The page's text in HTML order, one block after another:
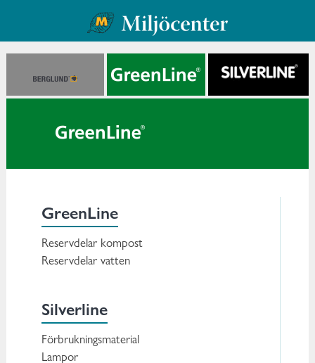
GreenLine
Reservdelar kompost
Reservdelar vatten
Silverline
Förbrukningsmaterial
Lampor